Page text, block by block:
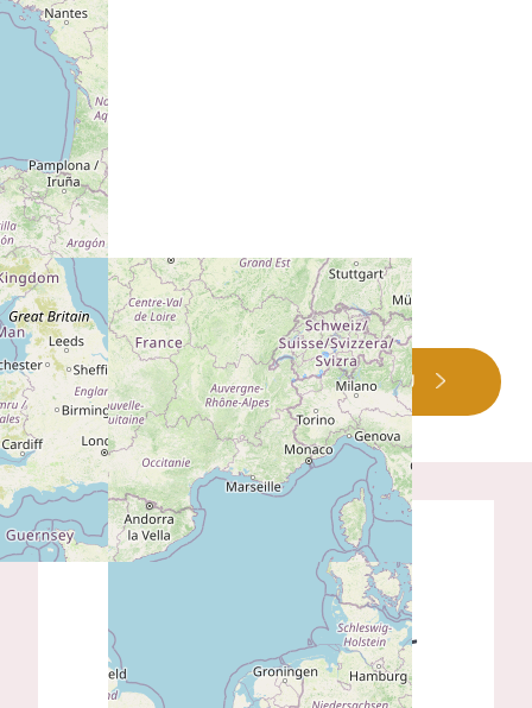
PLUS D'INFO SUR CE LIEU
Demande de
renseignements -